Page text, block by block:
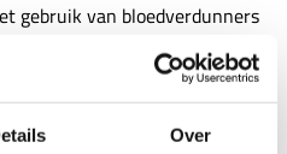
Over
gebruik van bloedverdunners
uitvoert.
moet stoppen met de
behandeling bij een